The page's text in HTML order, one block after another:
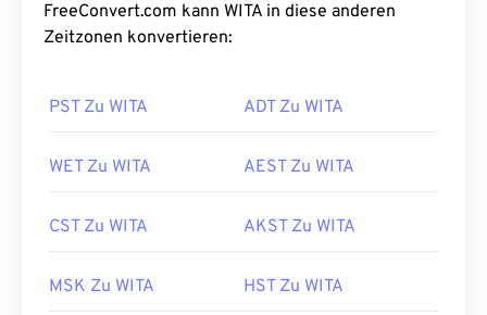
FreeConvert.com kann WITA in diese anderen
Zeitzonen konvertieren:
PST Zu WITA ADT Zu WITA
WET Zu WITA AEST Zu WITA
CST Zu WITA AKST Zu WITA
MSK Zu WITA HST Zu WITA